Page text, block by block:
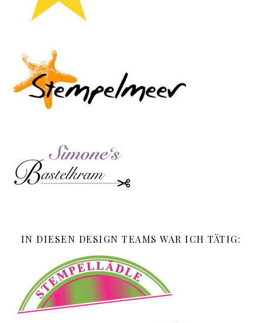
IN DIESEN DESIGN TEAMS WAR ICH TÄTIG: